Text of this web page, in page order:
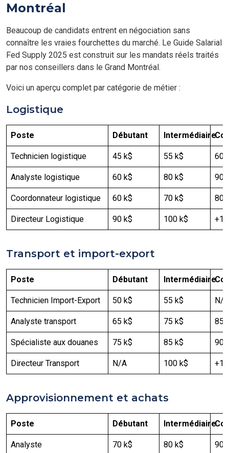
Montréal
Beaucoup de candidats entrent en négociation sans
connaître les vraies fourchettes du marché. Le Guide Salarial
Fed Supply 2025 est construit sur les mandats réels traités
par nos conseillers dans le Grand Montréal.
Voici un aperçu complet par catégorie de métier :
Logistique
Poste Débutant Intermédiaire
Technicien logistique 45 k$ 55 k$ 60
Analyste logistique 60 k$ 80 k$ 90-
Coordonnateur logistique 60 k$ 70 k$ 80
Directeur Logistique 90 k$ 100 k$
Transport et import-export
Poste Débutant Intermédiaire
Technicien Import-Export 50 k$ 55 k$ N/A
Analyste transport 65 k$ 75 k$ 85
Spécialiste aux douanes 75 k$ 85 k$ 90
Directeur Transport N/A 100 k$
Approvisionnement et achats
Poste Débutant Intermédiaire
Analyste
70 k$ 80 k$ 90